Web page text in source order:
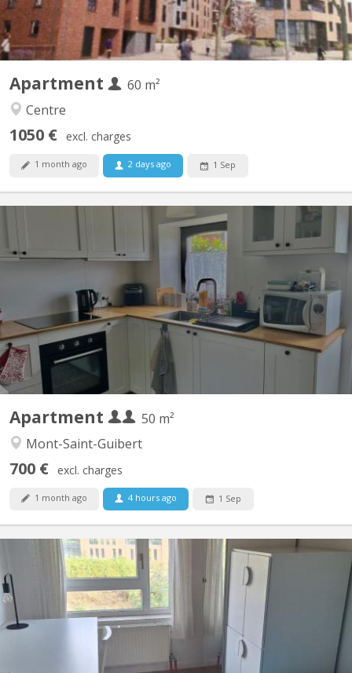
Apartment
60 m²
Centre
1050 € excl. charges
1 month ago 2 days ago 1 Sep
Apartment
50 m²
Mont-Saint-Guibert
700 € excl. charges
1 month ago 4 hours ago 1 Sep
KV 2223
Duplex de 50 m2 situé à Mont-Saint-Guibert dans rue calme Rue
Demi-Lune Le rez comporte un coin cuisine et un salon. A
l'étage, se trouvent une chambre à coucher, la salle de bain
(douche) et la toilette (wc séparé) Un espace buanderie est à
disposition. Pour couple d'étudiant. e. s ou 1...
KV 1465
familiale à Lauzelle (Louvain-la-Neuve) Nous proposons une
chambre meublée à louer dans une maison familiale située dans
le quartier résidentiel de Lauzelle, à Louvain-la-Neuve. La maison
est partagée avec la propriétaire, un étudiant en Erasmus à
UCLouvain et un élève en retho au LMV. 🔹...